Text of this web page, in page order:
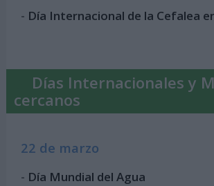
- Día Internacional de la Cefalea
Días Internacionales y
cercanos
22 de marzo
- Día Mundial del Agua